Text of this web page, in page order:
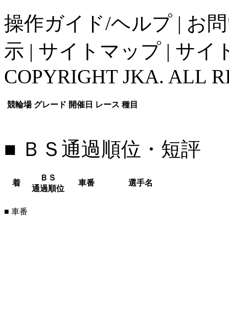
操作ガイド/ヘルプ | お
示 | サイトマップ | サイ
COPYRIGHT JKA. ALL
競輪場 グレード 開催日 レース 種目
■ ＢＳ通過順位・短評
着
ＢＳ
通過順位
車番 選手名
■ 車番